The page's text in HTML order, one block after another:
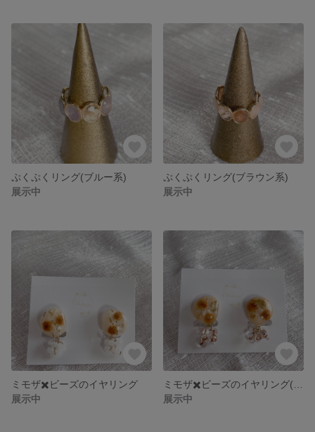
ぷくぷくリング(ブルー系)
展示中
ぷくぷくリング(ブラウン系)
展示中
ミモザ✖️ビーズのイヤリング
展示中
展示中